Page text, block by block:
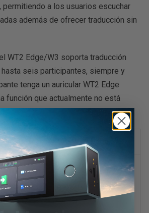
permitiendo a los usuarios escuchar
además de ofrecer traducción sin
WT2 Edge/W3 soporta traducción
seis participantes, siempre y
tenga un auricular WT2 Edge
función que actualmente no está
W4 WT2 Edge/W3
Sí Sí